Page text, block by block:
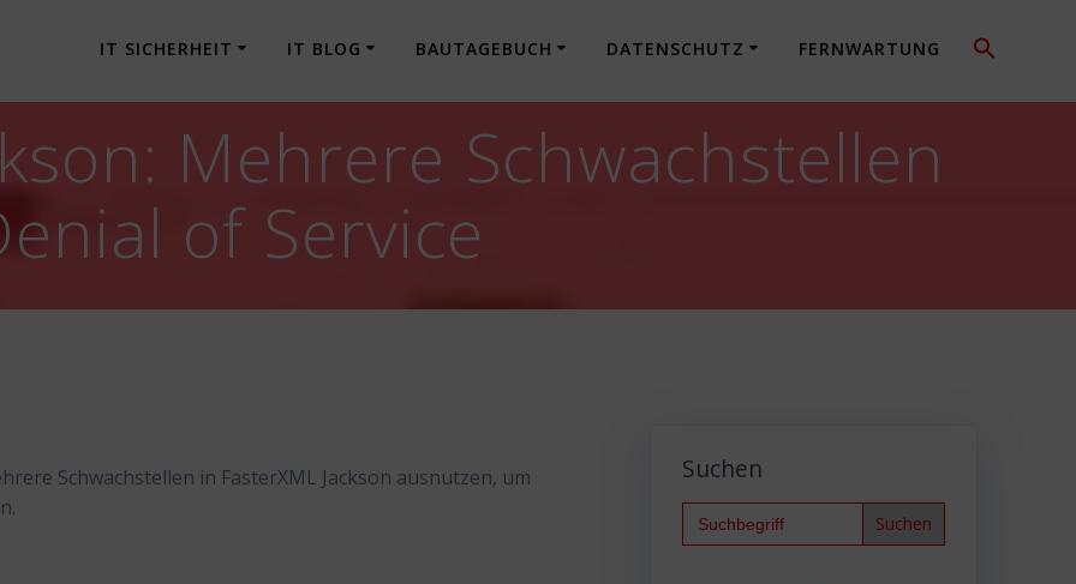
IT SICHERHEIT IT BLOG BAUTAGEBUCH DATENSCHUTZ FERNWARTUNG
Mehrere Schwachstellen
of Service
Schwachstellen in FasterXML Jackson ausnutzen, um
Suchen
Search
for: